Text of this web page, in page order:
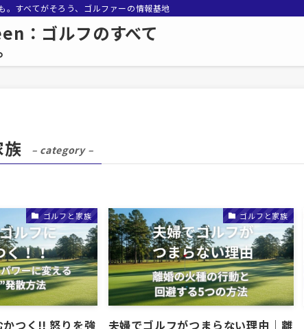
。すべてがそろう、ゴルファーの情報基地
：ゴルフのすべて
族 – category –
ゴルフと家族
かつく!! 怒りを強
ゴルフと家族
夫婦でゴルフがつまらない理由｜離